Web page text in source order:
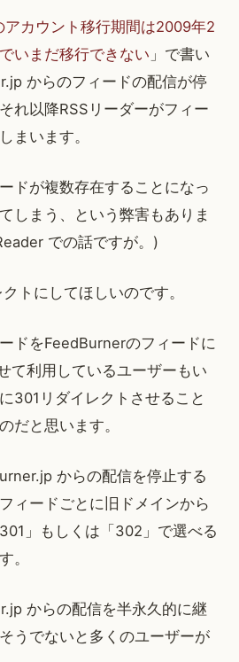
アカウント移行期間は2009年2
いまだ移行できない 」で書い
からのフィードの配信が停
れ以降RSSリーダーがフィー
まいます。
ドが複数存在することになっ
しまう、という弊害もありま
での話ですが。)
トにしてほしいのです。
ドをFeedBurnerのフィードに
て利用しているユーザーもい
301リダイレクトさせること
だと思います。
からの配信を停止する
ィードごとに旧ドメインから
」もしくは「302」で選べる
。
からの配信を半永久的に継
うでないと多くのユーザーが